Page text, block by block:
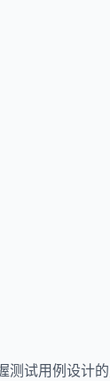
试用例设计